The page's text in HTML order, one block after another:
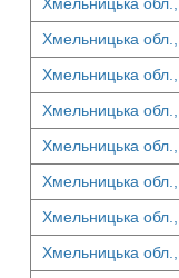
Хмельницька
Хмельницька
Хмельницька
Хмельницька
Хмельницька
Хмельницька
Хмельницька